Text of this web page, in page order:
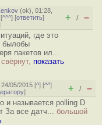
(ok), 01:28,
^^^] [ответить]
+ / –
где это
былобы
пакетов ил...
показать
05/2015 [^] [^^]
] + / –
называется polling D
За все датч... большой